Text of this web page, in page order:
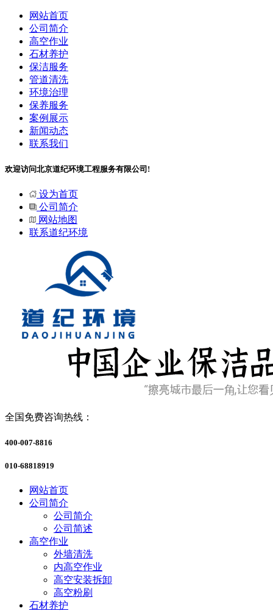
网站首页
公司简介
高空作业
石材养护
保洁服务
管道清洗
环境治理
保养服务
案例展示
新闻动态
联系我们
欢迎访问北京道纪环境工程服务有限公司!
设为首页
公司简介
网站地图
联系道纪环境
全国免费咨询热线：
400-007-8816
010-68818919
网站首页
公司简介
公司简介
公司简述
高空作业
外墙清洗
内高空作业
高空安装拆卸
高空粉刷
石材养护